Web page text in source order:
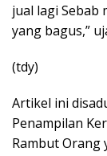
jual lagi Sebab
yang bagus,”
(tdy)
Artikel ini
Penampilan
Rambut Orang